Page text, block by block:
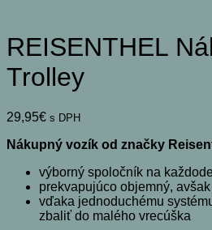
REISENTHEL
Trolley
29,95€ s DPH
Nákupný vozík od značky
výborný spoločník na
prekvapujúco objemný,
vďaka jednoduchému
zbaliť do malého vrecúška